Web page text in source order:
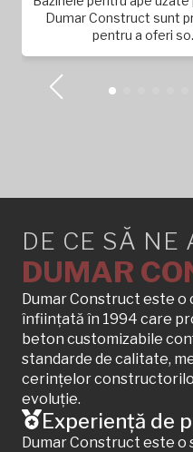
Dumar Construct sunt
pentru a oferi
DE CE SĂ NE
DUMAR
Dumar Construct este o
înființată în 1994 care
beton customizabile
standarde de calitate,
cerințelor
evoluție.
Experiență de
Dumar Construct este